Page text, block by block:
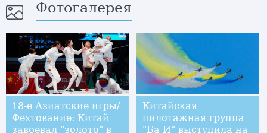
Фотогалерея
18-е Азиатские игры/
Фехтование: Китай
завоевал "золото" в
Китайская
пилотажная группа
"Ба И" выступила на